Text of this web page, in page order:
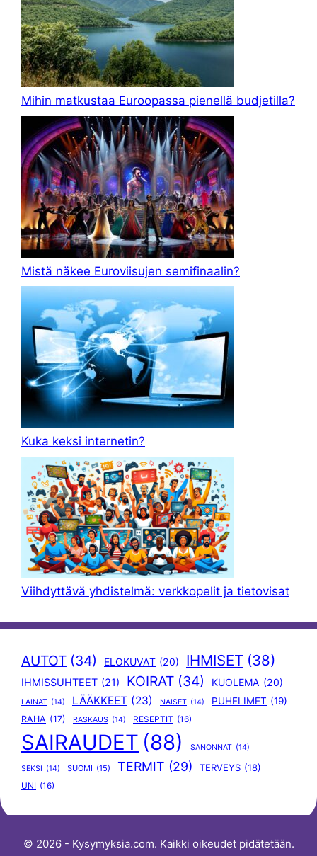
Mihin matkustaa Euroopassa pienellä budjetilla?
Mistä näkee Euroviisujen semifinaalin?
Kuka keksi internetin?
Viihdyttävä yhdistelmä: verkkopelit ja tietovisat
AUTOT (34) ELOKUVAT (20) IHMISET (38)
IHMISSUHTEET (21) KOIRAT (34) KUOLEMA (20)
LAINAT (14) LÄÄKKEET (23) NAISET (14) PUHELIMET (19)
RAHA (17) RASKAUS (14) RESEPTIT (16)
SAIRAUDET (88) SANONNAT (14)
SEKSI (14) SUOMI (15) TERMIT (29) TERVEYS (18)
UNI (16)
© 2026 - Kysymyksia.com. Kaikki oikeudet pidätetään.